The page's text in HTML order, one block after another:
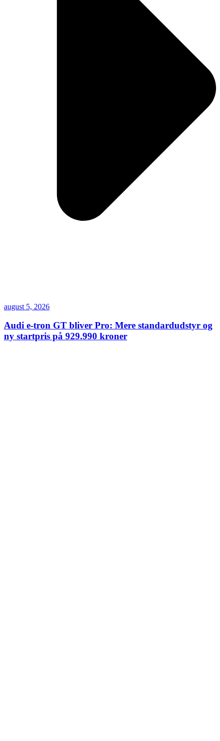
august 5, 2026
Audi e-tron GT bliver Pro: Mere standardudstyr og
ny startpris på 929.990 kroner